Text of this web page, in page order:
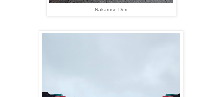
Nakamise Dori